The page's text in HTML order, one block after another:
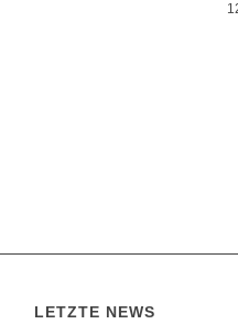
LETZTE NEWS